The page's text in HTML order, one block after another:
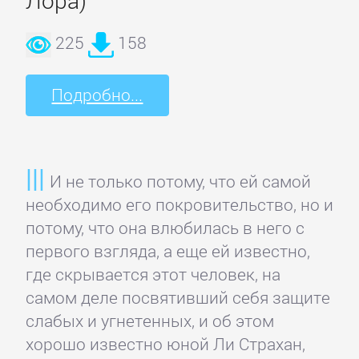
225 158
Подробно...
И не только потому, что ей самой
необходимо его покровительство, но и
потому, что она влюбилась в него с
первого взгляда, а еще ей известно,
где скрывается этот человек, на
самом деле посвятивший себя защите
слабых и угнетенных, и об этом
хорошо известно юной Ли Страхан,
Недвижимость
О
бизнесе
популярно
Отраслевые
издания
Поиск
работы,
карьера
Управление,